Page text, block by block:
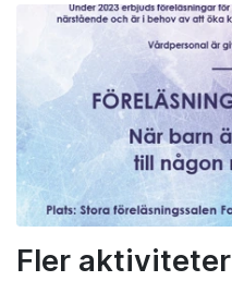
Fler aktiviteter